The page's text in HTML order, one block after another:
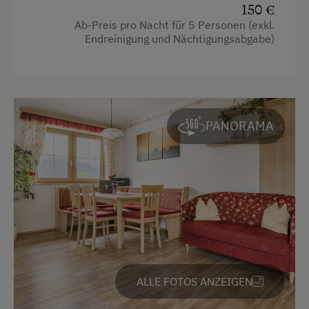
Ausstattung
Aussicht auf eine Berglandschaft
Backofen
Balkon/Terrasse
Dusche
Eierkocher
Fernseher
Getränkeerwerb im Haus
Haarföhn
150 €
Ab-Preis pro Nacht für 5 Personen (exkl.
Endreinigung und Nächtigungsabgabe)
ALLE FOTOS ANZEIGEN
PANORAMA